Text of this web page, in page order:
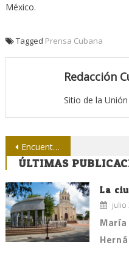
México.
Tagged Prensa Cubana
Redacción
Sitio de la
Navegación
de
entradas
Encuentro en la Upec con la presidencia del colegio de periodistas de Nicaragua
ÚLTIMAS
La
julio